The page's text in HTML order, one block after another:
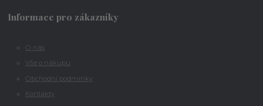
Informace pro zákazníky
O nás
Vše o nákupu
Obchodní podmínky
Kontakty